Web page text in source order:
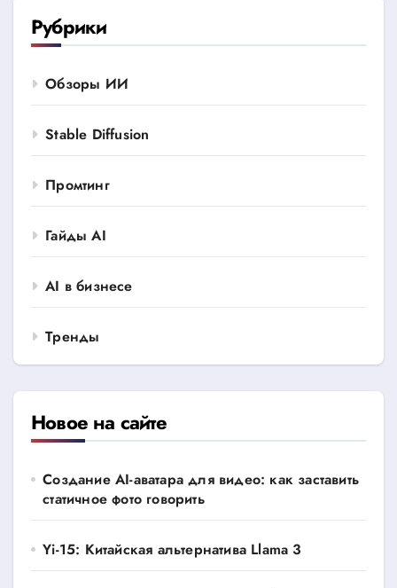
Рубрики
Обзоры ИИ
Stable Diffusion
Промтинг
Гайды AI
AI в бизнесе
Тренды
Новое на сайте
Создание AI-аватара для видео: как заставить
статичное фото говорить
Yi-15: Китайская альтернатива Llama 3